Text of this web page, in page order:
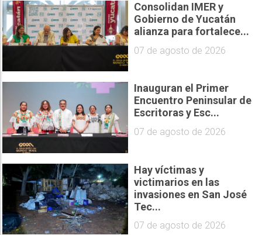
Consolidan IMER y
Gobierno de Yucatán
alianza para fortalece...
07 de agosto de 2026
Inauguran el Primer
Encuentro Peninsular de
Escritoras y Esc...
07 de agosto de 2026
Hay víctimas y
victimarios en las
invasiones en San José
Tec...
07 de agosto de 2026